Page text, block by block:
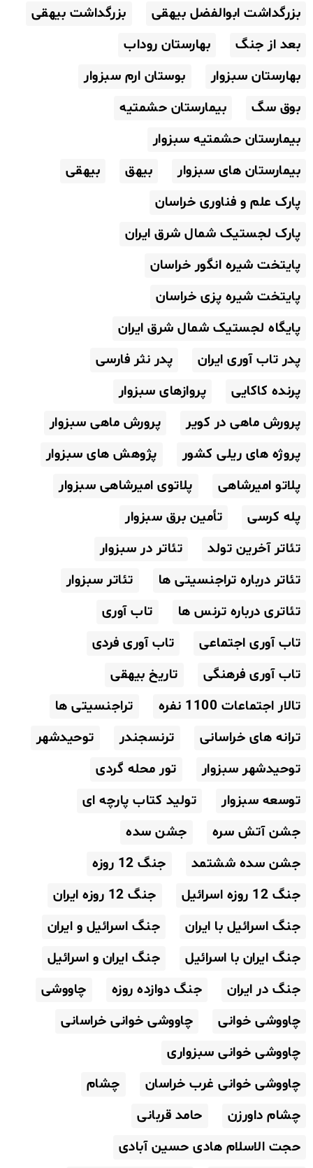
بزرگداشت ابوالفضل بیهقی
بزرگداشت بیهقی
بعد از جنگ
بهارستان روداب
بهارستان سبزوار
بوستان ارم سبزوار
بوق سگ
بیمارستان حشمتیه
بیمارستان حشمتیه سبزوار
بیمارستان های سبزوار
بیهق
بیهقی
پارک علم و فناوری خراسان
پارک لجستیک شمال شرق ایران
پایتخت شیره انگور خراسان
پایتخت شیره پزی خراسان
پایگاه لجستیک شمال شرق ایران
پدر تاب آوری ایران
پدر نثر فارسی
پرنده کاکایی
پروازهای سبزوار
پرورش ماهی در کویر
پرورش ماهی سبزوار
پروژه های ریلی کشور
پژوهش های سبزوار
پلاتو امیرشاهی
پلاتوی امیرشاهی سبزوار
پله کرسی
تأمین برق سبزوار
تئاتر آخرین تولد
تئاتر در سبزوار
تئاتر درباره تراجنسیتی ها
تئاتر سبزوار
تئاتری درباره ترنس ها
تاب آوری
تاب آوری اجتماعی
تاب آوری فردی
تاب آوری فرهنگی
تاریخ بیهقی
تالار اجتماعات 1100 نفره
تراجنسیتی ها
ترانه های خراسانی
ترنسجندر
توحیدشهر
توحیدشهر سبزوار
تور محله گردی
توسعه سبزوار
تولید کتاب پارچه ای
جشن آتش سره
جشن سده
جشن سده ششتمد
جنگ 12 روزه
جنگ 12 روزه اسرائیل
جنگ 12 روزه ایران
جنگ اسرائیل با ایران
جنگ اسرائیل و ایران
جنگ ایران با اسرائیل
جنگ ایران و اسرائیل
جنگ در ایران
جنگ دوازده روزه
چاووشی
چاووشی خوانی
چاووشی خوانی خراسانی
چاووشی خوانی سبزواری
چاووشی خوانی غرب خراسان
چشام
چشام داورزن
حامد قربانی
حجت الاسلام هادی حسین آبادی